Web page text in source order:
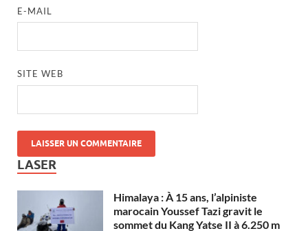
E-MAIL
SITE WEB
LASER
Himalaya : À 15 ans, l’alpiniste
marocain Youssef Tazi gravit le
sommet du Kang Yatse II à 6.250 m